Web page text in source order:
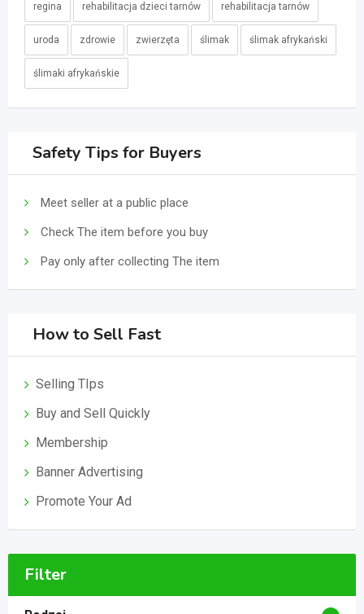
regina rehabilitacja dzieci tarnów rehabilitacja tarnów
uroda zdrowie zwierzęta ślimak ślimak afrykański
ślimaki afrykańskie
Safety Tips for Buyers
Meet seller at a public place
Check The item before you buy
Pay only after collecting The item
How to Sell Fast
Selling TIps
Buy and Sell Quickly
Membership
Banner Advertising
Promote Your Ad
Filter